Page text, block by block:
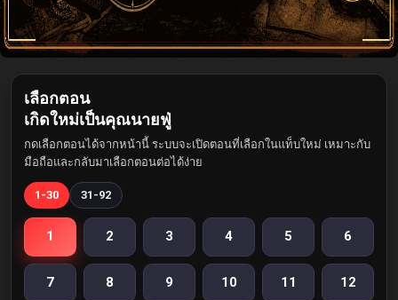
เลือกตอน
เกิดใหม่เป็นคุณนายฟู่
กดเลือกตอนได้จากหน้านี้ ระบบจะเปิดตอนที่เลือกในแท็บใหม่ เหมาะกับ
มือถือและกลับมาเลือกตอนต่อได้ง่าย
1-30 31-92
1 2 3 4 5 6
7 8 9 10 11 12